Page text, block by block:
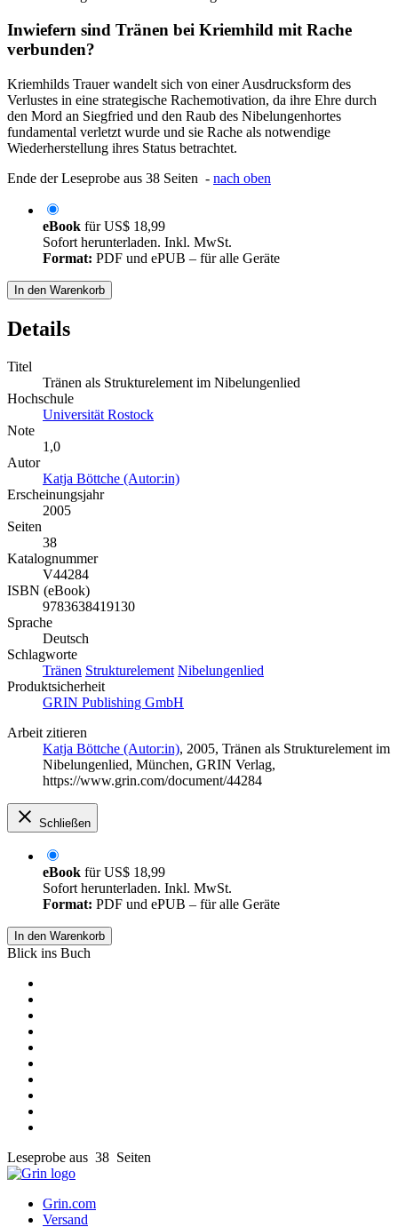
Inwiefern sind Tränen bei Kriemhild mit Rache
verbunden?
Kriemhilds Trauer wandelt sich von einer Ausdrucksform des
Verlustes in eine strategische Rachemotivation, da ihre Ehre durch
den Mord an Siegfried und den Raub des Nibelungenhortes
fundamental verletzt wurde und sie Rache als notwendige
Wiederherstellung ihres Status betrachtet.
Ende der Leseprobe aus 38 Seiten - nach oben
eBook fürUS$ 18,99
Sofort herunterladen. Inkl. MwSt.
Format: PDF und ePUB – für alle Geräte
In den Warenkorb
Details
Titel
Tränen als Strukturelement im Nibelungenlied
Hochschule
Universität Rostock
Note
1,0
Autor
Katja Böttche (Autor:in)
Erscheinungsjahr
2005
Seiten
38
Katalognummer
V44284
ISBN (eBook)
9783638419130
Sprache
Deutsch
Schlagworte
Tränen Strukturelement Nibelungenlied
Produktsicherheit
GRIN Publishing GmbH
Arbeit zitieren
Katja Böttche (Autor:in), 2005, Tränen als Strukturelement im
Nibelungenlied, München, GRIN Verlag,
https://www.grin.com/document/44284
Schließen
eBook fürUS$ 18,99
Sofort herunterladen. Inkl. MwSt.
Format: PDF und ePUB – für alle Geräte
In den Warenkorb
Blick ins Buch
Leseprobe aus 38 Seiten
Grin.com
Versand